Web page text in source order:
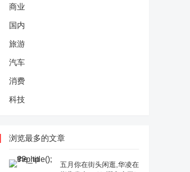
商业
国内
旅游
汽车
消费
科技
浏览最多的文章
五月你在街头闲逛,华凌在